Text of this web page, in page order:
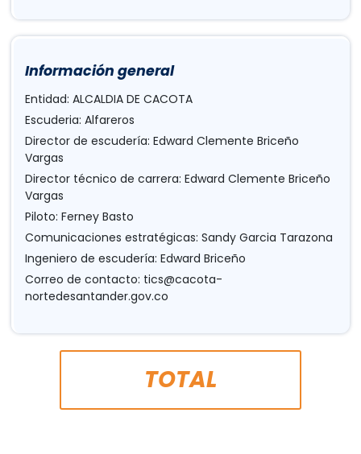
Información general
Entidad: ALCALDIA DE CACOTA
Escuderia: Alfareros
Director de escudería: Edward Clemente Briceño
Vargas
Director técnico de carrera: Edward Clemente Briceño
Vargas
Piloto: Ferney Basto
Comunicaciones estratégicas: Sandy Garcia Tarazona
Ingeniero de escudería: Edward Briceño
Correo de contacto: tics@cacota-
nortedesantander.gov.co
TOTAL